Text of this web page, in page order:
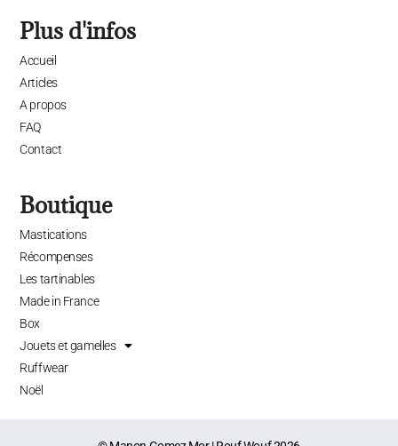
Plus d'infos
Accueil
Articles
A propos
FAQ
Contact
Boutique
Mastications
Récompenses
Les tartinables
Made in France
Box
Jouets et gamelles
Ruffwear
Noël